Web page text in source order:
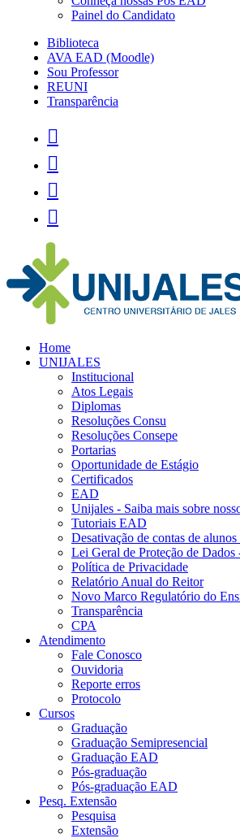
Painel do Candidato
Biblioteca
AVA EAD (Moodle)
Sou Professor
REUNI
Transparência




Home
UNIJALES
Institucional
Atos Legais
Diplomas
Resoluções Consu
Resoluções Consepe
Portarias
Oportunidade de Estágio
Certificados
EAD
Unijales - Saiba mais sobre
Tutoriais EAD
Desativação de contas de
Lei Geral de Proteção de
Política de Privacidade
Relatório Anual do Reitor
Novo Marco Regulatório do
Transparência
CPA
Atendimento
Fale Conosco
Ouvidoria
Reporte erros
Protocolo
Cursos
Graduação
Graduação Semipresencial
Graduação EAD
Pós-graduação
Pós-graduação EAD
Pesq. Extensão
Pesquisa
Extensão